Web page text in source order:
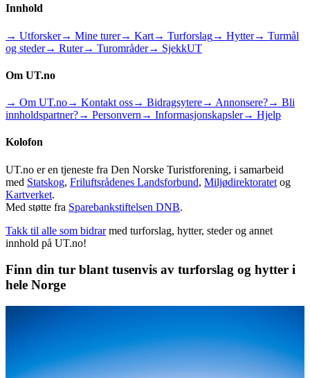
Innhold
→ Utforsker→ Mine turer→ Kart→ Turforslag→ Hytter→ Turmål
og steder→ Ruter→ Turområder→ SjekkUT
Om UT.no
→ Om UT.no→ Kontakt oss→ Bidragsytere→ Annonsere?→ Bli
innholdspartner?→ Personvern → Informasjonskapsler→ Hjelp
Kolofon
UT.no er en tjeneste fra Den Norske Turistforening, i samarbeid
med Statskog, Friluftsrådenes Landsforbund, Miljødirektoratet og
Kartverket.
Med støtte fra Sparebankstiftelsen DNB.
Takk til alle som bidrar med turforslag, hytter, steder og annet
innhold på UT.no!
Finn din tur blant tusenvis av turforslag og hytter i
hele Norge